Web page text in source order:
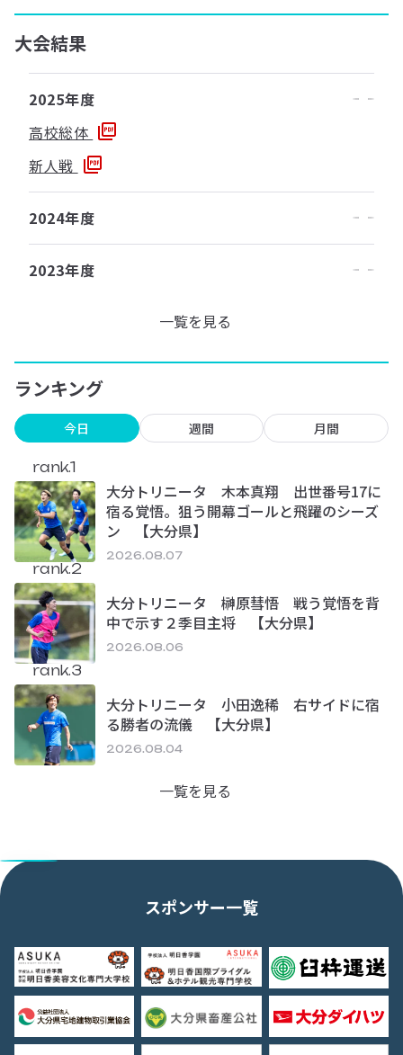
大会結果
2025年度
高校総体
新人戦
2024年度
2023年度
一覧を見る
ランキング
今日 週間 月間
rank.1
大分トリニータ 木本真翔 出世番号17に
宿る覚悟。狙う開幕ゴールと飛躍のシーズ
ン 【大分県】
2026.08.07
rank.2
大分トリニータ 榊原彗悟 戦う覚悟を背
中で示す２季目主将 【大分県】
2026.08.06
rank.3
大分トリニータ 小田逸稀 右サイドに宿
る勝者の流儀 【大分県】
2026.08.04
一覧を見る
スポンサー一覧